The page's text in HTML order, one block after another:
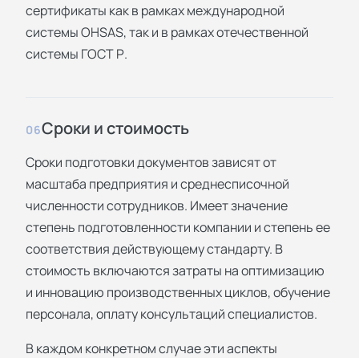
сертификаты как в рамках международной
системы OHSAS, так и в рамках отечественной
системы ГОСТ Р.
06Сроки и стоимость
Сроки подготовки документов зависят от
масштаба предприятия и среднесписочной
численности сотрудников. Имеет значение
степень подготовленности компании и степень ее
соответствия действующему стандарту. В
стоимость включаются затраты на оптимизацию
и инновацию производственных циклов, обучение
персонала, оплату консультаций специалистов.
В каждом конкретном случае эти аспекты